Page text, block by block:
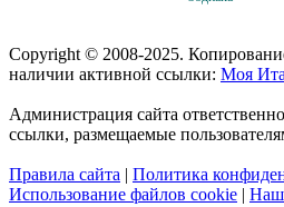
Copyright © 2008-2025.
наличии активной ссылки: Моя
Администрация сайта
ссылки, размещаемые
Правила сайта | Политика
Использование файлов cookie | Наш